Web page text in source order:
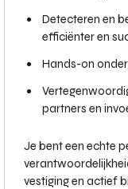
Detecteren en
efficiënter en
Hands-on
partners en
Je bent een echte
vestiging en actief